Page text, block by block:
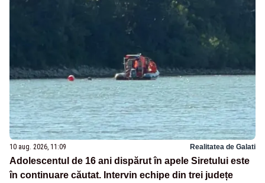
10 aug. 2026, 11:09 Realitatea de Galati
Adolescentul de 16 ani dispărut în apele Siretului este
în continuare căutat. Intervin echipe din trei județe